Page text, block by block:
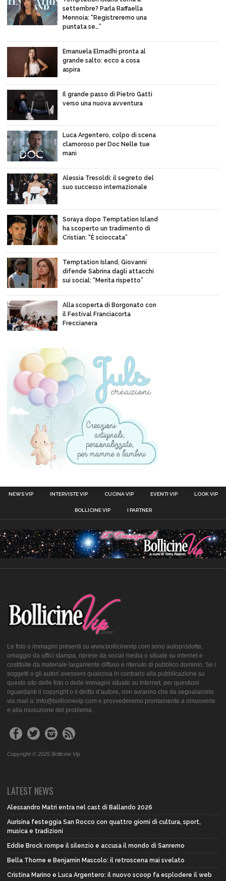
settembre? Parla Raffaella
Mennoia: “Registreremo una
puntata se…”
Emanuela Elmadhi pronta al
grande salto: ecco a cosa
aspira
Il grande passo di Pietro Gatti
verso una nuova avventura
Luca Argentero, colpo di scena
clamoroso per Doc Nelle tue
mani
Alessia Tresoldi: il segreto del
suo successo internazionale
Soraya dopo Temptation Island
ha scoperto un tradimento di
Cristian: “È scioccata”
Temptation Island, Giovanni
difende Sabrina dagli attacchi
sui social: “Merita rispetto”
Alla scoperta di Borgonato con
il Festival Franciacorta
Freccianera
NEWS VIP INTERVISTE VIP CUCINA VIP EVENTI VIP LOOK VIP
BOLLICINE VIP I PARTNER
Le foto o immagini presenti su www.bollicinevip.com sono autoprodotte,
omaggio da uffici stampa, riprese da social media o situate su internet e
costituite da materiale largamente diffuso e ritenuto di pubblico dominio. Se i
soggetti o gli autori avessero qualcosa in contrario alla pubblicazione su
questo sito delle foto o delle immagini situate su Internet, per questioni
riguardanti il copyright o il diritto d’autore, non avranno che da segnalarcelo
via mail a: info@bollicinevip.com e provvederemo prontamente a rimuoverle
e alla risoluzione del problema.
Copyright © 2025 Bollicine Vip
LATEST NEWS
Alessandro Matri entra nel cast di Ballando 2026
Aurisina festeggia San Rocco con quattro giorni di cultura, sport,
musica e tradizioni
Eddie Brock rompe il silenzio e accusa il mondo di Sanremo
Bella Thorne e Benjamin Mascolo: il retroscena mai svelato
Cristina Marino e Luca Argentero: il nuovo scoop fa esplodere il web